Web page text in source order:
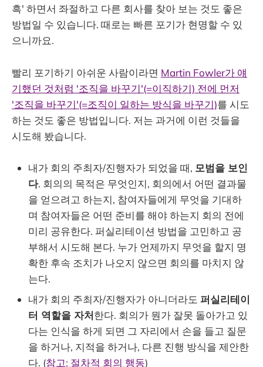
흑' 하면서 좌절하고 다른 회사를 찾아 보는 것도 좋은
방법일 수 있습니다. 때로는 빠른 포기가 현명할 수 있
으니까요.
빨리 포기하기 아쉬운 사람이라면 Martin Fowler가 얘
기했던 것처럼 '조직을 바꾸기'(=이직하기) 전에 먼저
'조직을 바꾸기'(=조직이 일하는 방식을 바꾸기)를 시도
하는 것도 좋은 방법입니다. 저는 과거에 이런 것들을
시도해 봤습니다.
내가 회의 주최자/진행자가 되었을 때, 모범을 보인
다. 회의의 목적은 무엇인지, 회의에서 어떤 결과물
을 얻으려고 하는지, 참여자들에게 무엇을 기대하
며 참여자들은 어떤 준비를 해야 하는지 회의 전에
미리 공유한다. 퍼실리테이션 방법을 고민하고 공
부해서 시도해 본다. 누가 언제까지 무엇을 할지 명
확한 후속 조치가 나오지 않으면 회의를 마치지 않
는다.
내가 회의 주최자/진행자가 아니더라도 퍼실리테이
터 역할을 자처한다. 회의가 뭔가 잘못 돌아가고 있
다는 인식을 하게 되면 그 자리에서 손을 들고 질문
을 하거나, 지적을 하거나, 다른 진행 방식을 제안한
다. (참고: 절차적 회의 행동)